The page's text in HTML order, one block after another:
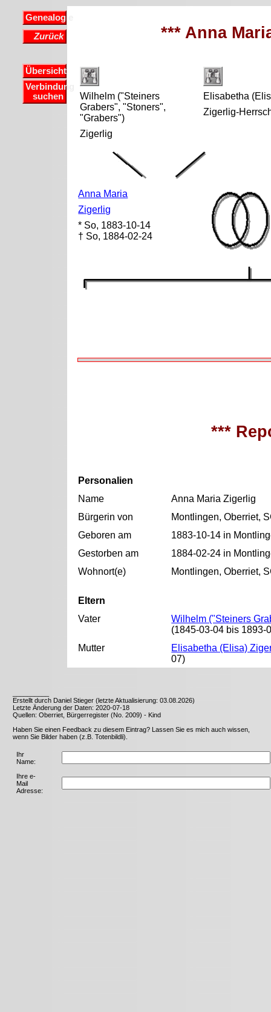
Genealogie
Zurück
Übersicht
Verbindung
suchen
*** Anna
Wilhelm ("Steiners
Grabers", "Stoners",
"Grabers")
Zigerlig
Elisabetha
Zigerlig-
Anna Maria
Zigerlig
* So, 1883-10-14
† So, 1884-02-24
***
Personalien
Name
Anna Maria Zigerlig
Bürgerin von
Montlingen, Oberriet,
Geboren am
1883-10-14 in
Gestorben am
1884-02-24 in
Wohnort(e)
Montlingen, Oberriet,
Eltern
Vater
Wilhelm ("Steiners
(1845-03-04 bis 1893-
Mutter
Elisabetha (Elisa)
07)
Erstellt durch Daniel Stieger (letzte Aktualisierung: 03.08.2026)
Letzte Änderung der Daten: 2020-07-18
Quellen: Oberriet, Bürgerregister (No. 2009) - Kind
Haben Sie einen Feedback zu diesem Eintrag? Lassen Sie es mich auch wissen,
wenn Sie Bilder haben (z.B. Totenbildli).
Ihr
Name:
Ihre e-
Mail
Adresse: